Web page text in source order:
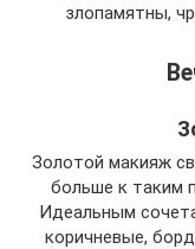
злопамятны,
Золотой макияж
больше к таким
Идеальным
коричневые,